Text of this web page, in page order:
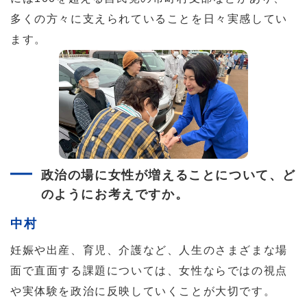
多くの方々に支えられていることを日々実感してい
ます。
政治の場に女性が増えることについて、ど
のようにお考えですか。
中村
妊娠や出産、育児、介護など、人生のさまざまな場
面で直面する課題については、女性ならではの視点
や実体験を政治に反映していくことが大切です。